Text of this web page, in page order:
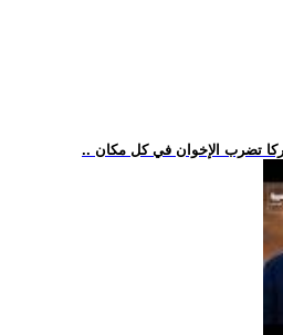
تضرب الإخوان في كل مكان